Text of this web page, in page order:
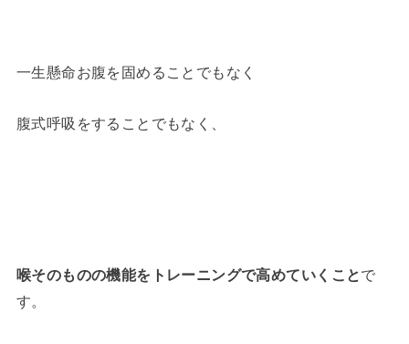
一生懸命お腹を固めることでもなく
腹式呼吸をすることでもなく、
喉そのものの機能をトレーニングで高めていくことで
す。